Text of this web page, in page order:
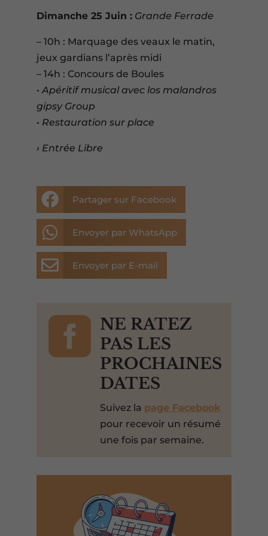
Dimanche 25 Juin : Grande Ferrade
– 10h : Marquage des veaux le matin,
jeux gardians l’après midi
– 14h : Concours de Boules
• Apéritif musical avec los malandros
gipsy Group
• Restauration sur place
› Entrée Libre
 Partager sur Facebook
 Envoyer par WhatsApp
 Envoyer par E-mail

NE RATEZ
PAS LES
PROCHAINES
DATES
Suivez la page Facebook
pour recevoir un résumé
une fois par semaine.